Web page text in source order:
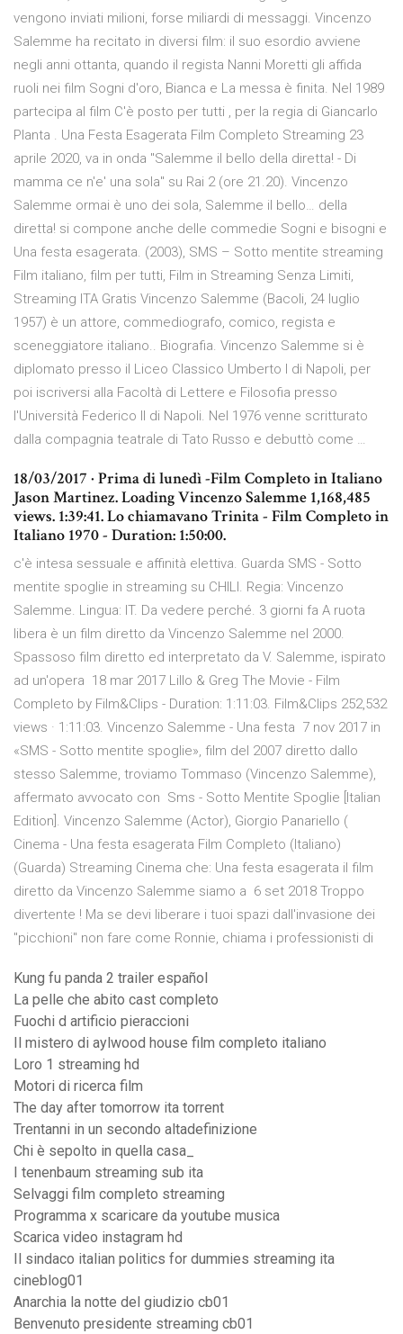
vengono inviati milioni, forse miliardi di messaggi. Vincenzo
Salemme ha recitato in diversi film: il suo esordio avviene
negli anni ottanta, quando il regista Nanni Moretti gli affida
ruoli nei film Sogni d'oro, Bianca e La messa è finita. Nel 1989
partecipa al film C'è posto per tutti , per la regia di Giancarlo
Planta . Una Festa Esagerata Film Completo Streaming 23
aprile 2020, va in onda "Salemme il bello della diretta! - Di
mamma ce n'e' una sola" su Rai 2 (ore 21.20). Vincenzo
Salemme ormai è uno dei sola, Salemme il bello… della
diretta! si compone anche delle commedie Sogni e bisogni e
Una festa esagerata. (2003), SMS – Sotto mentite streaming
Film italiano, film per tutti, Film in Streaming Senza Limiti,
Streaming ITA Gratis Vincenzo Salemme (Bacoli, 24 luglio
1957) è un attore, commediografo, comico, regista e
sceneggiatore italiano.. Biografia. Vincenzo Salemme si è
diplomato presso il Liceo Classico Umberto I di Napoli, per
poi iscriversi alla Facoltà di Lettere e Filosofia presso
l'Università Federico II di Napoli. Nel 1976 venne scritturato
dalla compagnia teatrale di Tato Russo e debuttò come …
18/03/2017 · Prima di lunedì -Film Completo in Italiano
Jason Martinez. Loading Vincenzo Salemme 1,168,485
views. 1:39:41. Lo chiamavano Trinita - Film Completo in
Italiano 1970 - Duration: 1:50:00.
c'è intesa sessuale e affinità elettiva. Guarda SMS - Sotto
mentite spoglie in streaming su CHILI. Regia: Vincenzo
Salemme. Lingua: IT. Da vedere perché. 3 giorni fa A ruota
libera è un film diretto da Vincenzo Salemme nel 2000.
Spassoso film diretto ed interpretato da V. Salemme, ispirato
ad un'opera 18 mar 2017 Lillo & Greg The Movie - Film
Completo by Film&Clips - Duration: 1:11:03. Film&Clips 252,532
views · 1:11:03. Vincenzo Salemme - Una festa 7 nov 2017 in
«SMS - Sotto mentite spoglie», film del 2007 diretto dallo
stesso Salemme, troviamo Tommaso (Vincenzo Salemme),
affermato avvocato con Sms - Sotto Mentite Spoglie [Italian
Edition]. Vincenzo Salemme (Actor), Giorgio Panariello (
Cinema - Una festa esagerata Film Completo (Italiano)
(Guarda) Streaming Cinema che: Una festa esagerata il film
diretto da Vincenzo Salemme siamo a 6 set 2018 Troppo
divertente ! Ma se devi liberare i tuoi spazi dall'invasione dei
"picchioni" non fare come Ronnie, chiama i professionisti di
Kung fu panda 2 trailer español
La pelle che abito cast completo
Fuochi d artificio pieraccioni
Il mistero di aylwood house film completo italiano
Loro 1 streaming hd
Motori di ricerca film
The day after tomorrow ita torrent
Trentanni in un secondo altadefinizione
Chi è sepolto in quella casa_
I tenenbaum streaming sub ita
Selvaggi film completo streaming
Programma x scaricare da youtube musica
Scarica video instagram hd
Il sindaco italian politics for dummies streaming ita
cineblog01
Anarchia la notte del giudizio cb01
Benvenuto presidente streaming cb01